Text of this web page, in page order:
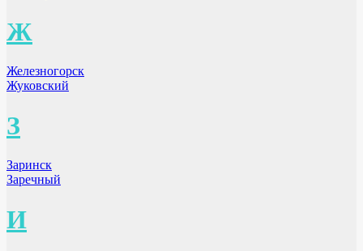
Ж
Железногорск
Жуковский
З
Заринск
Заречный
И